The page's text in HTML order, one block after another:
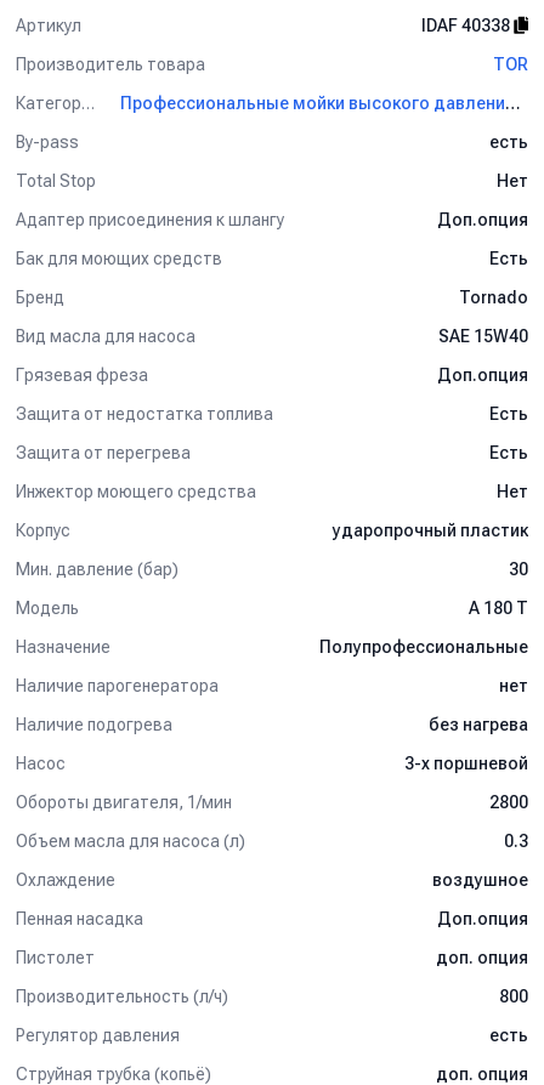
Артикул
IDAF 40338
Производитель товара
TOR
Категория
Профессиональные мойки высокого давления TOR
By-pass
есть
Total Stop
Нет
Адаптер присоединения к шлангу
Доп.опция
Бак для моющих средств
Есть
Бренд
Tornado
Вид масла для насоса
SAE 15W40
Грязевая фреза
Доп.опция
Защита от недостатка топлива
Есть
Защита от перегрева
Есть
Инжектор моющего средства
Нет
Корпус
ударопрочный пластик
Мин. давление (бар)
30
Модель
А 180 Т
Назначение
Полупрофессиональные
Наличие парогенератора
нет
Наличие подогрева
без нагрева
Насос
3-х поршневой
Обороты двигателя, 1/мин
2800
Объем масла для насоса (л)
0.3
Охлаждение
воздушное
Пенная насадка
Доп.опция
Пистолет
доп. опция
Производительность (л/ч)
800
Регулятор давления
есть
Струйная трубка (копьё)
доп. опция